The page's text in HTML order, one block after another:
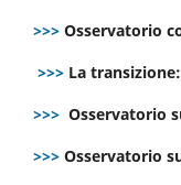
>>> Osservatorio
>>> La
>>> Osservatorio
>>> Osservatorio